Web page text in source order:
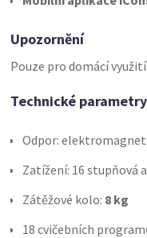
Upozornění
Pouze pro domácí využití.
Technické parametry
Odpor:
Zatížení: 16 stupňová
Zátěžové kolo: 8 kg
18 cvičebních